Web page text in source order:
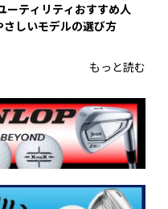
ーティリティおすすめ人
しいモデルの選び方
もっと読む